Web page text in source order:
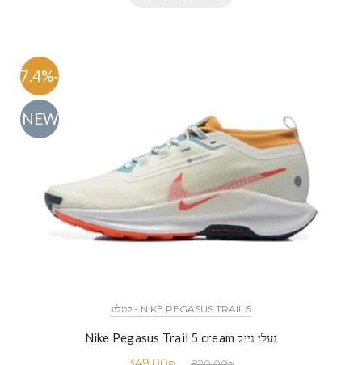
-57.4%
NEW
NIKE PEGASUS TRAIL 5 - קטלוג
נעלי נייק Nike Pegasus Trail 5 cream